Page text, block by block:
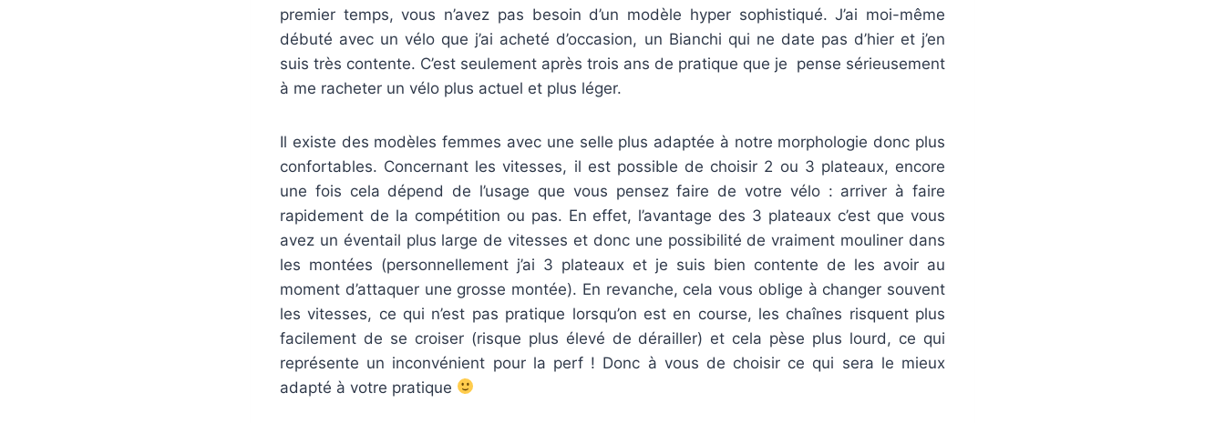
premier temps, vous n’avez pas besoin d’un modèle hyper sophistiqué. J’ai moi-même
débuté avec un vélo que j’ai acheté d’occasion, un Bianchi qui ne date pas d’hier et j’en
suis très contente. C’est seulement après trois ans de pratique que je pense sérieusement
à me racheter un vélo plus actuel et plus léger.
Il existe des modèles femmes avec une selle plus adaptée à notre morphologie donc plus
confortables. Concernant les vitesses, il est possible de choisir 2 ou 3 plateaux, encore
une fois cela dépend de l’usage que vous pensez faire de votre vélo : arriver à faire
rapidement de la compétition ou pas. En effet, l’avantage des 3 plateaux c’est que vous
avez un éventail plus large de vitesses et donc une possibilité de vraiment mouliner dans
les montées (personnellement j’ai 3 plateaux et je suis bien contente de les avoir au
moment d’attaquer une grosse montée). En revanche, cela vous oblige à changer souvent
les vitesses, ce qui n’est pas pratique lorsqu’on est en course, les chaînes risquent plus
facilement de se croiser (risque plus élevé de dérailler) et cela pèse plus lourd, ce qui
représente un inconvénient pour la perf ! Donc à vous de choisir ce qui sera le mieux
adapté à votre pratique